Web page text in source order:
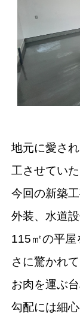
地元に愛さ
工させていた
今回の新築
外装、水道
115㎡の平屋
さに驚かれ
お肉を運ぶ
勾配には細